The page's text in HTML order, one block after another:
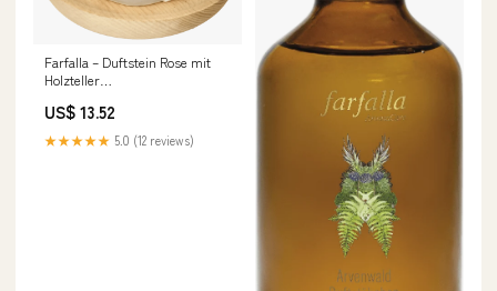
Farfalla – Duftstein Rose mit
Holzteller
US$ 13.52
★★★★★ 5.0 (12 reviews)